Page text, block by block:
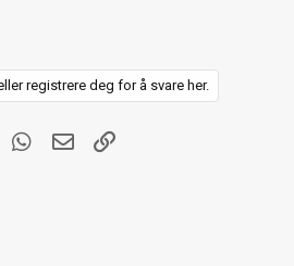
registrere deg for å svare her.
Tumblr WhatsApp
E-postLink